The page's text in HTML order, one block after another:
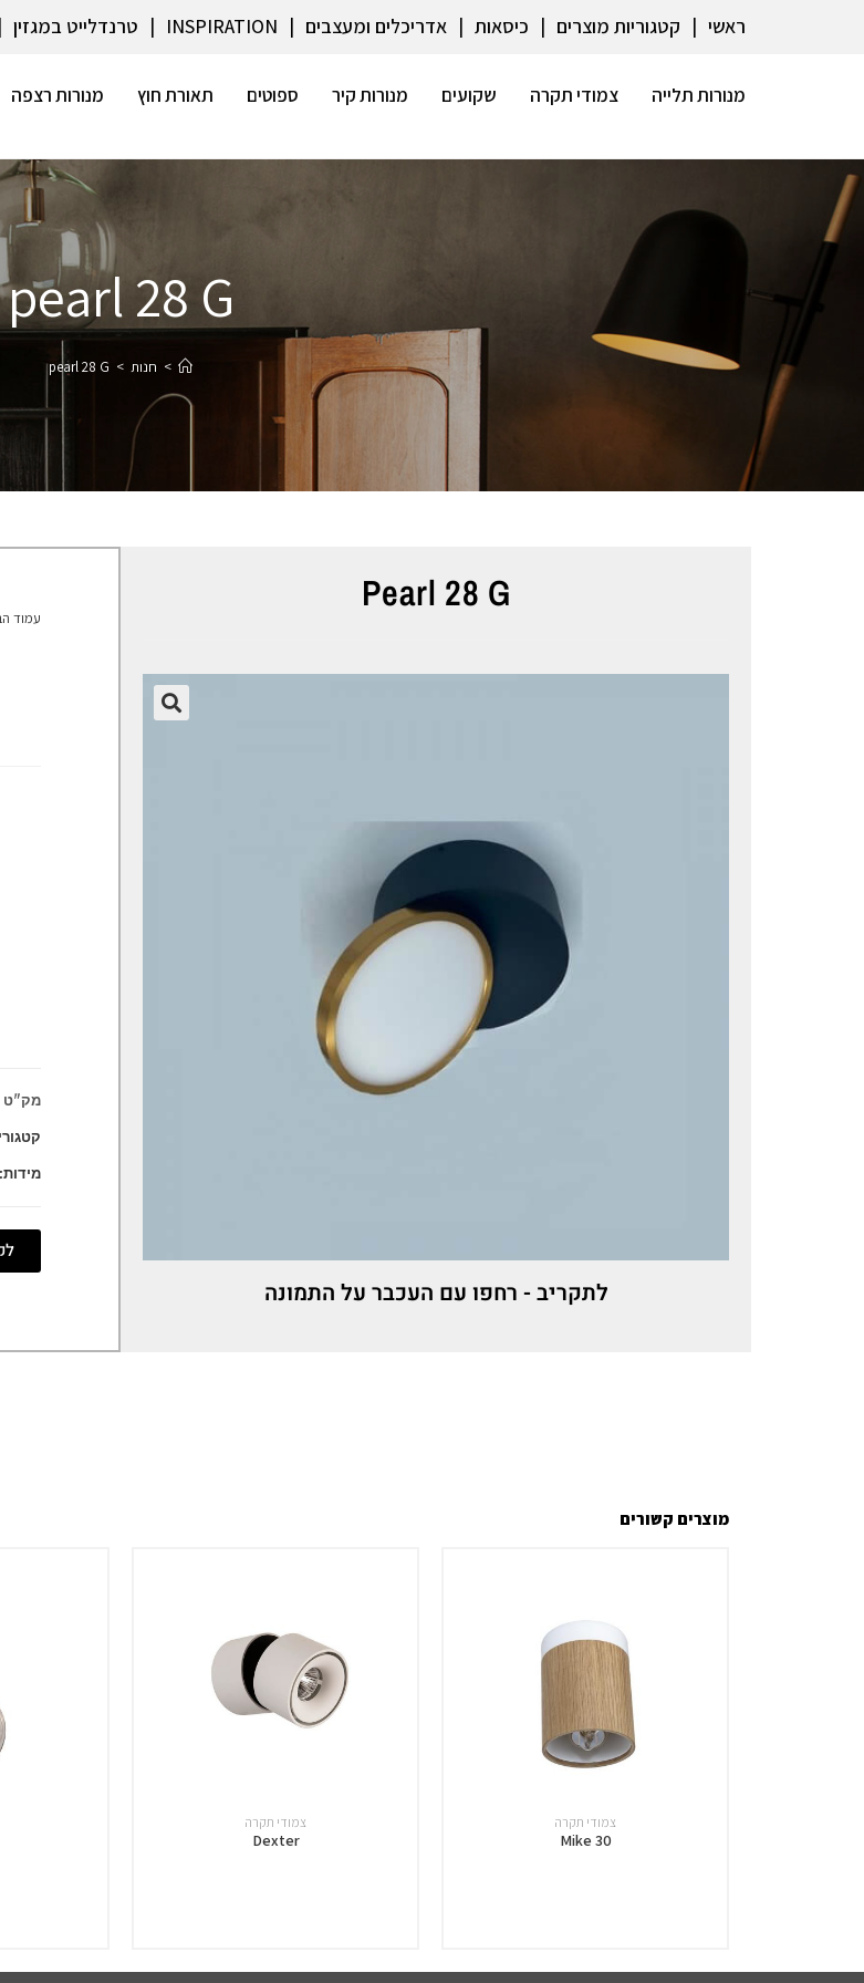
ראשי קטגוריות מוצרים כיסאות אדריכלים ומעצבים INSPIRATION טרנדלייט במגזין
מנורות תלייה צמודי תקרה שקועים מנורות קיר ספוטים תאורת חוץ מנורות רצפה
pearl 28 G
> חנות >
pearl 28 G
Pearl 28 G
לתקריב - רחפו עם העכבר על התמונה
עמוד
מק"ט
מידות:
מוצרים קשורים
צמודי תקרה
Mike 30
צמודי תקרה
Dexter